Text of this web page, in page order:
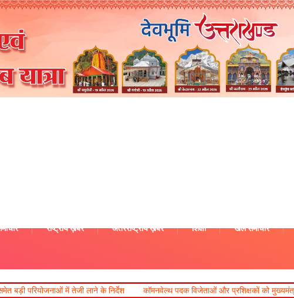
राष्ट्रीय ख़बरें अंतरराष्ट्रीय ख़बरें शिक्षा खेल समाचार
लाने के निर्देश कॉमनवेल्थ पदक विजेताओं और प्रशिक्षकों को मुख्यमंत्री धामी ने किया सम्मानित